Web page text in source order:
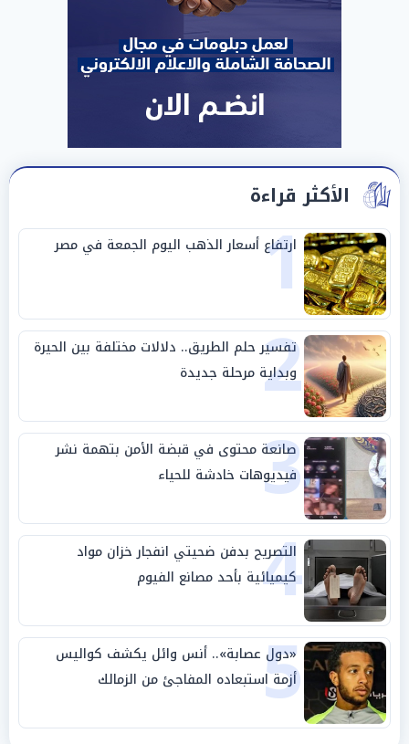
الأكثر قراءة
1
ارتفاع أسعار الذهب اليوم الجمعة في مصر
2
تفسير حلم الطريق.. دلالات مختلفة بين الحيرة
وبداية مرحلة جديدة
3
صانعة محتوى في قبضة الأمن بتهمة نشر
فيديوهات خادشة للحياء
4
التصريح بدفن ضحيتي انفجار خزان مواد
كيميائية بأحد مصانع الفيوم
5
«دول عصابة».. أنس وائل يكشف كواليس
أزمة استبعاده المفاجئ من الزمالك